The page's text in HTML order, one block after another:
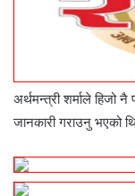
अर्थमन्त्री शर्माले हिजो नै
जानकारी गराउनु भएको